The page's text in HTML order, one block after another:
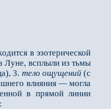
в эзотерической
Луне, всплыли из тьмы
3. тело ощущений(с
влияния — могла
в прямой линии